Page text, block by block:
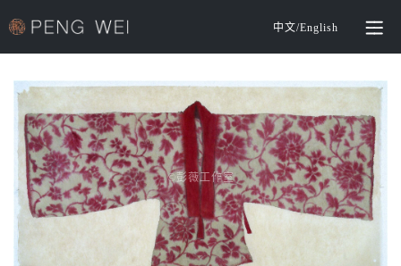
中文/English
©️彭薇工作室